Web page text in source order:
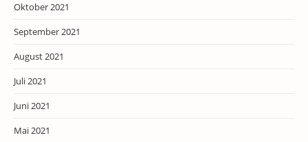
Oktober 2021
September 2021
August 2021
Juli 2021
Juni 2021
Mai 2021